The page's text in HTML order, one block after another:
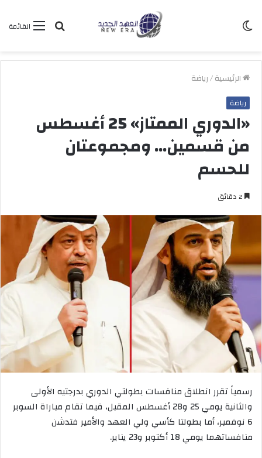
القائمة بحث
الرئيسية/رياضة
رياضة
«الدوري الممتاز» 25 أغسطس
من قسمين… ومجموعتان
للحسم
رسمياً تقرر انطلاق منافسات بطولتي الدوري بدرجتيه الأولى
والثانية يومي 25 و28 أغسطس المقبل، فيما تقام مباراة السوبر
6 نوفمبر، أما بطولتا كأسي ولي العهد والأمير فتدشن
منافساتهما يومي 18 أكتوبر و23 يناير.